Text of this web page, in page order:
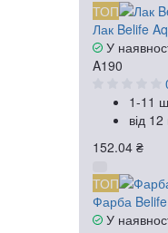
ТОП
Лак Belife
У
A190
1-11
від
152.04 ₴
ТОП
Фарба
У